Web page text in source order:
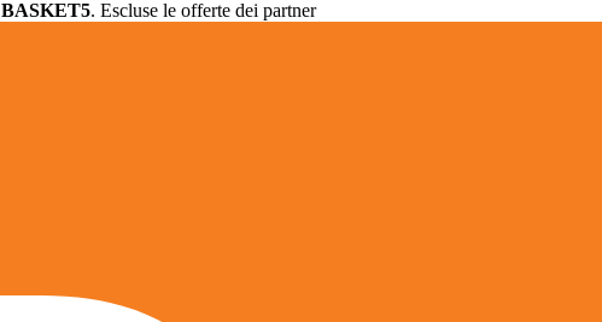
BASKET5. Escluse le offerte dei partner